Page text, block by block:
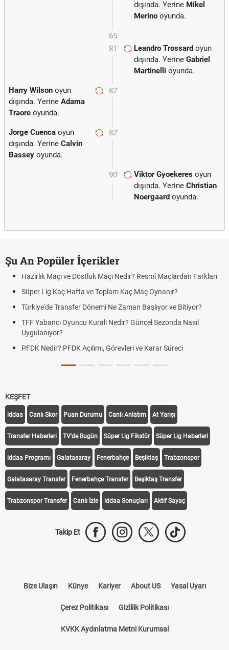
dışında. Yerine Mikel
Merino oyunda.
65'
81'
Leandro Trossard oyun
dışında. Yerine Gabriel
Martinelli oyunda.
82'
Harry Wilson oyun
dışında. Yerine Adama
Traore oyunda.
82'
Jorge Cuenca oyun
dışında. Yerine Calvin
Bassey oyunda.
90' Viktor Gyoekeres oyun
dışında. Yerine Christian
Noergaard oyunda.
Şu An Popüler İçerikler
Hazırlık Maçı ve Dostluk Maçı Nedir? Resmî Maçlardan Farkları
Süper Lig Kaç Hafta ve Toplam Kaç Maç Oynanır?
Türkiye'de Transfer Dönemi Ne Zaman Başlıyor ve Bitiyor?
TFF Yabancı Oyuncu Kuralı Nedir? Güncel Sezonda Nasıl
Uygulanıyor?
PFDK Nedir? PFDK Açılımı, Görevleri ve Karar Süreci
KEŞFET
iddaa Canlı Skor Puan Durumu Canlı Anlatım At Yarışı
Transfer Haberleri TV'de Bugün Süper Lig Fikstür Süper Lig Haberleri
iddaa Programı Galatasaray Fenerbahçe Beşiktaş Trabzonspor
Galatasaray Transfer Fenerbahçe Transfer Beşiktaş Transfer
Trabzonspor Transfer Canlı İzle iddaa Sonuçları Aktif Sayaç
Takip Et
Bize Ulaşın Künye Kariyer About US Yasal Uyarı
Çerez Politikası Gizlilik Politikası
KVKK Aydınlatma Metni Kurumsal